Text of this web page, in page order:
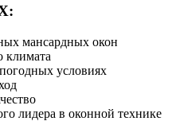
мансардных окон
климата
условиях
лидера в оконной технике